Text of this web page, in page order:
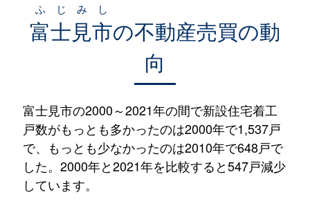
富士見市
ふじみし
の不動産売買の動
向
富士見市の2000～2021年の間で新設住宅着工
戸数がもっとも多かったのは2000年で1,537戸
で、もっとも少なかったのは2010年で648戸で
した。2000年と2021年を比較すると547戸減少
しています。